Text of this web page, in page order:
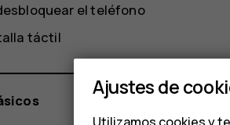
el teléfono
táctil
Ajustes de